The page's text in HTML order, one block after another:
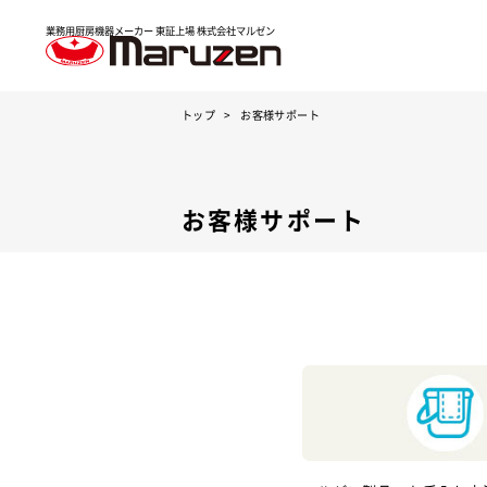
業務用厨房機器メーカー 東証上場株式会社マルゼン
トップ お客様サポート
お客様サポート